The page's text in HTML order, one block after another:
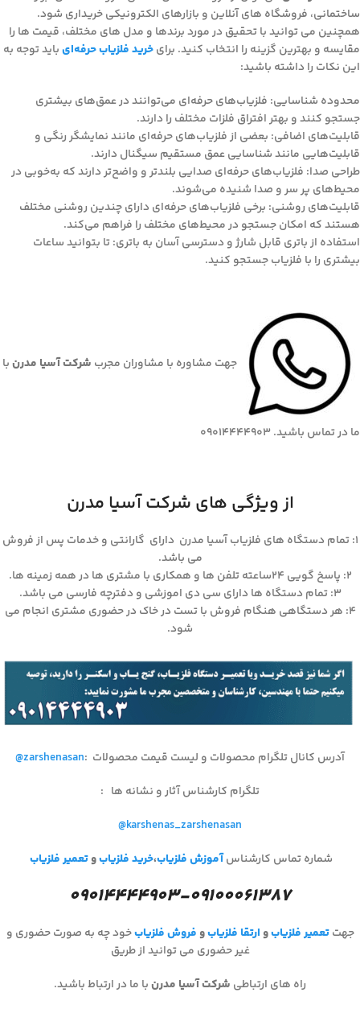
ساختمانی، فروشگاه های آنلاین و بازارهای الکترونیکی خریداری شود.
همچنین می توانید با تحقیق در مورد برندها و مدل های مختلف، قیمت ها را
مقایسه و بهترین گزینه را انتخاب کنید. برایخرید فلزیاب حرفه‌ایباید توجه به
این نکات را داشته باشید:
محدوده شناسایی: فلزیاب‌های حرفه‌ای می‌توانند در عمق‌های بیشتری
جستجو کنند و بهتر افتراق فلزات مختلف را دارند.
قابلیت‌های اضافی: بعضی از فلزیاب‌های حرفه‌ای مانند نمایشگر رنگی و
قابلیت‌هایی مانند شناسایی عمق مستقیم سیگنال دارند.
طراحی صدا: فلزیاب‌های حرفه‌ای صدایی بلندتر و واضح‌تر دارند که به‌خوبی در
محیط‌های پر سر و صدا شنیده می‌شوند.
قابلیت‌های روشنی: برخی فلزیاب‌های حرفه‌ای دارای چندین روشنی مختلف
هستند که امکان جستجو در محیط‌های مختلف را فراهم می‌کند.
استفاده از باتری قابل شارژ و دسترسی آسان به باتری: تا بتوانید ساعات
بیشتری را با فلزیاب جستجو کنید.
جهت مشاوره با مشاوران مجرب شرکت آسیا مدرنبا
ما در تماس باشید. 09014444903
از ویژگی های شرکت آسیا مدرن
۱: تمام دستگاه های فلزیاب آسیا مدرن دارای گارانتی و خدمات پس از فروش
می باشد.
۲: پاسخ گویی ۲۴ساعته تلفن ها و همکاری با مشتری ها در همه زمینه ها.
۳: تمام دستگاه ها دارای سی دی اموزشی و دفترچه فارسی می باشد.
۴: هر دستگاهی هنگام فروش با تست در خاک در حضوری مشتری انجام می
شود.
آدرس کانال تلگرام محصولات و لیست قیمت محصولات :
@zarshenasan
تلگرام کارشناس آثار و نشانه ها :
@karshenas_zarshenasan
شماره تماس کارشناسآموزش فلزیاب،خرید فلزیابوتعمیر فلزیاب
۰۹۰۱۴۴۴۴۹۰۳-۰۹۱۰۰۰۶۱۳۸۷
جهتتعمیر فلزیابوارتقا فلزیابوفروش فلزیابخود چه به صورت حضوری و
غیر حضوری می توانید از طریق
راه های ارتباطی شرکت آسیا مدرنبا ما در ارتباط باشید.